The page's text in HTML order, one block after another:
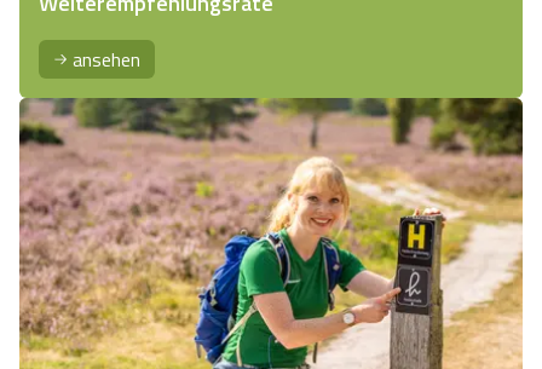
ansehen